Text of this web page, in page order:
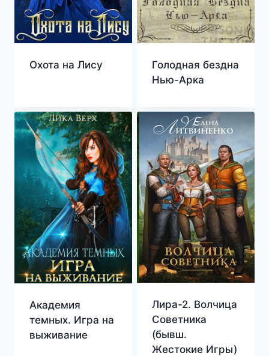
Охота на Лису
Голодная бездна
Нью-Арка
Академия
темных. Игра на
выживание
Лира-2. Волчица
Советника
(бывш.
Жестокие Игры)